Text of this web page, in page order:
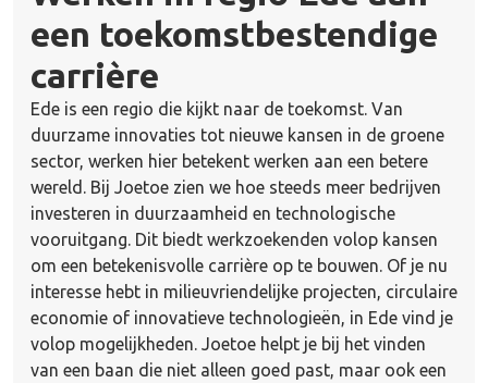
een toekomstbestendige
carrière
Ede is een regio die kijkt naar de toekomst. Van
duurzame innovaties tot nieuwe kansen in de groene
sector, werken hier betekent werken aan een betere
wereld. Bij Joetoe zien we hoe steeds meer bedrijven
investeren in duurzaamheid en technologische
vooruitgang. Dit biedt werkzoekenden volop kansen
om een betekenisvolle carrière op te bouwen. Of je nu
interesse hebt in milieuvriendelijke projecten, circulaire
economie of innovatieve technologieën, in Ede vind je
volop mogelijkheden. Joetoe helpt je bij het vinden
van een baan die niet alleen goed past, maar ook een